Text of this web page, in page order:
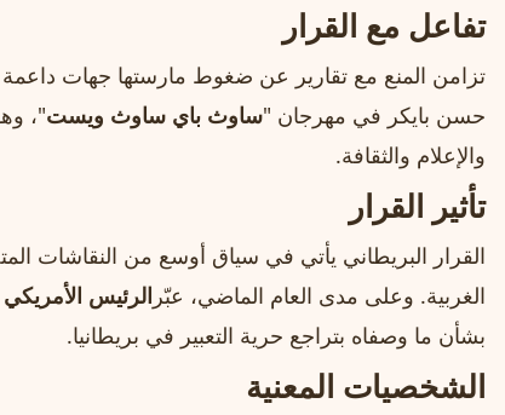
تفاعل مع القرار
تزامن المنع مع تقارير عن ضغوط مارستها جهات داعمة
حسن بايكر في مهرجان "ساوث باي ساوث ويست"،
والإعلام والثقافة.
تأثير القرار
القرار البريطاني يأتي في سياق أوسع من النقاشات
الغربية. وعلى مدى العام الماضي، عبّر الرئيس
بشأن ما وصفاه بتراجع حرية التعبير في بريطانيا.
الشخصيات المعنية